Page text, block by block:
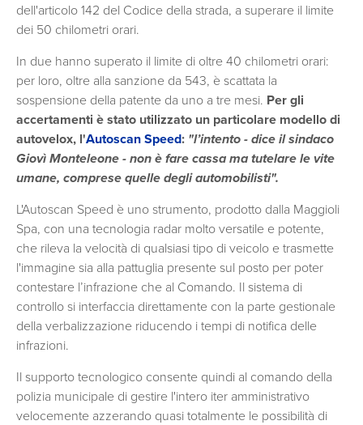
dell'articolo 142 del Codice della strada, a superare il limite
dei 50 chilometri orari.
In due hanno superato il limite di oltre 40 chilometri orari:
per loro, oltre alla sanzione da 543, è scattata la
sospensione della patente da uno a tre mesi. Per gli
accertamenti è stato utilizzato un particolare modello di
autovelox, l'Autoscan Speed: "l’intento - dice il sindaco
Giovì Monteleone - non è fare cassa ma tutelare le vite
umane, comprese quelle degli automobilisti".
L'Autoscan Speed è uno strumento, prodotto dalla Maggioli
Spa, con una tecnologia radar molto versatile e potente,
che rileva la velocità di qualsiasi tipo di veicolo e trasmette
l'immagine sia alla pattuglia presente sul posto per poter
contestare l’infrazione che al Comando. Il sistema di
controllo si interfaccia direttamente con la parte gestionale
della verbalizzazione riducendo i tempi di notifica delle
infrazioni.
Il supporto tecnologico consente quindi al comando della
polizia municipale di gestire l'intero iter amministrativo
velocemente azzerando quasi totalmente le possibilità di